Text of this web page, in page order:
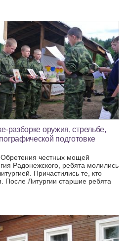
разборке оружия, стрельбе,
подготовке
Обретения честных мощей
Радонежского, ребята молились
Причастились те, кто
После Литургии старшие ребята